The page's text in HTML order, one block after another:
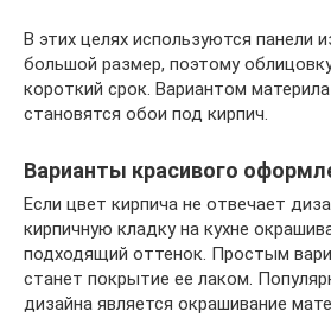
В этих целях используются
большой размер, поэтому
короткий срок. Вариантом
становятся обои под кирпич.
Варианты красивого
Если цвет кирпича не отвечает
кирпичную кладку на кухне
подходящий оттенок. Простым
станет покрытие ее лаком.
дизайна является окрашивание